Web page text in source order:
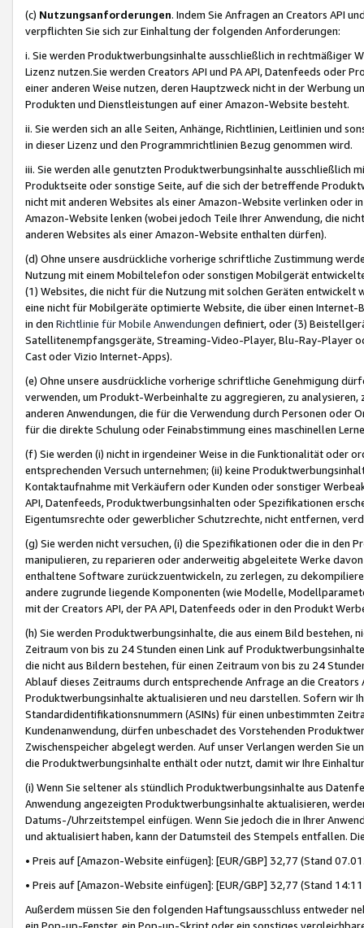
(c) Nutzungsanforderungen. Indem Sie Anfragen an Creators API
verpflichten Sie sich zur Einhaltung der folgenden Anforderungen:
i. Sie werden Produktwerbungsinhalte ausschließlich in rechtmäßiger
Lizenz nutzen.Sie werden Creators API und PA API, Datenfeeds oder
einer anderen Weise nutzen, deren Hauptzweck nicht in der Werbung
Produkten und Dienstleistungen auf einer Amazon-Website besteht.
ii. Sie werden sich an alle Seiten, Anhänge, Richtlinien, Leitlinien und
in dieser Lizenz und den Programmrichtlinien Bezug genommen wird.
iii. Sie werden alle genutzten Produktwerbungsinhalte ausschließlich
Produktseite oder sonstige Seite, auf die sich der betreffende
nicht mit anderen Websites als einer Amazon-Website verlinken oder
Amazon-Website lenken (wobei jedoch Teile Ihrer Anwendung, die
anderen Websites als einer Amazon-Website enthalten dürfen).
(d) Ohne unsere ausdrückliche vorherige schriftliche Zustimmung
Nutzung mit einem Mobiltelefon oder sonstigen Mobilgerät
(1) Websites, die nicht für die Nutzung mit solchen Geräten
eine nicht für Mobilgeräte optimierte Website, die über einen
in den Richtlinie für Mobile Anwendungen definiert, oder (3)
Satellitenempfangsgeräte, Streaming-Video-Player, Blu-Ray-Player
Cast oder Vizio Internet-Apps).
(e) Ohne unsere ausdrückliche vorherige schriftliche Genehmigung
verwenden, um Produkt-Werbeinhalte zu aggregieren, zu
anderen Anwendungen, die für die Verwendung durch Personen
für die direkte Schulung oder Feinabstimmung eines maschinellen
(f) Sie werden (i) nicht in irgendeiner Weise in die Funktionalität oder
entsprechenden Versuch unternehmen; (ii) keine
Kontaktaufnahme mit Verkäufern oder Kunden oder sonstiger
API, Datenfeeds, Produktwerbungsinhalten oder Spezifikationen
Eigentumsrechte oder gewerblicher Schutzrechte, nicht entfernen,
(g) Sie werden nicht versuchen, (i) die Spezifikationen oder die in
manipulieren, zu reparieren oder anderweitig abgeleitete Werke
enthaltene Software zurückzuentwickeln, zu zerlegen, zu
andere zugrunde liegende Komponenten (wie Modelle,
mit der Creators API, der PA API, Datenfeeds oder in den Produkt
(h) Sie werden Produktwerbungsinhalte, die aus einem Bild bestehen,
Zeitraum von bis zu 24 Stunden einen Link auf
die nicht aus Bildern bestehen, für einen Zeitraum von bis zu 24
Ablauf dieses Zeitraums durch entsprechende Anfrage an die
Produktwerbungsinhalte aktualisieren und neu darstellen. Sofern wir
Standardidentifikationsnummern (ASINs) für einen unbestimmten
Kundenanwendung, dürfen unbeschadet des Vorstehenden
Zwischenspeicher abgelegt werden. Auf unser Verlangen werden Sie
die Produktwerbungsinhalte enthält oder nutzt, damit wir Ihre
(i) Wenn Sie seltener als stündlich Produktwerbungsinhalte aus
Anwendung angezeigten Produktwerbungsinhalte aktualisieren,
Datums-/Uhrzeitstempel einfügen. Wenn Sie jedoch die in Ihrer
und aktualisiert haben, kann der Datumsteil des Stempels entfallen.
• Preis auf [Amazon-Website einfügen]: [EUR/GBP] 32,77 (Stand
• Preis auf [Amazon-Website einfügen]: [EUR/GBP] 32,77 (Stand
Außerdem müssen Sie den folgenden Haftungsausschluss entweder
ein Pop-up-Fenster, ein Pop-up-Skript oder ein sonstiges